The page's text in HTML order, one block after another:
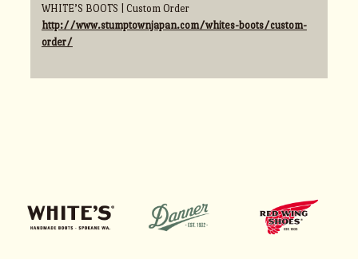
WHITE’S BOOTS | Custom Order
http://www.stumptownjapan.com/whites-boots/custom-
order/